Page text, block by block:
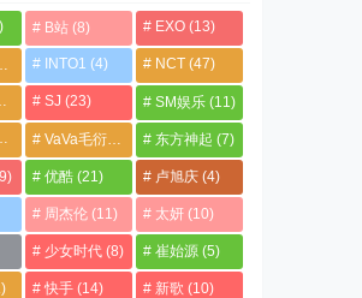
B站(8) EXO(13)
INTO1 (4) NCT(47)
SJ (23) SM娱乐(11)
(4)
VaVa毛衍七 东方神起 (7)
优酷(21) 卢旭庆(4)
周杰伦(11) 太妍(10)
少女时代(8) 崔始源(5)
快手(14) 新歌 (10)